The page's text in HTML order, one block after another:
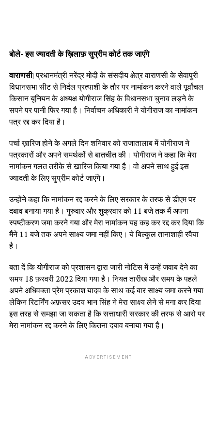
बोले- इस ज्यादती के ख़िलाफ़ सुप्रीम कोर्ट तक जाएंगे
वाराणसी|प्रधानमंत्री नरेंद्र मोदी के संसदीय क्षेत्र वाराणसी के सेवापुरी
विधानसभा सीट से निर्दल प्रत्याशी के तौर पर नामांकन करने वाले पूर्वांचल
किसान यूनियन के अध्यक्ष योगीराज सिंह के विधानसभा चुनाव लड़ने के
सपने पर पानी फिर गया है। निर्वाचन अधिकारी ने योगीराज का नामांकन
पत्र रद्द कर दिया है।
पर्चा ख़ारिज होने के अगले दिन शनिवार को राजातालाब में योगीराज ने
पत्रकारों और अपने समर्थकों से बातचीत की। योगीराज ने कहा कि मेरा
नामांकन गलत तरीके से खारिज किया गया है। वो अपने साथ हुई इस
ज्यादती के लिए सुप्रीम कोर्ट जाएंगे।
उन्होंने कहा कि नामांकन रद्द करने के लिए सरकार के तरफ से डीएम पर
दबाव बनाया गया है। गुरुवार और शुक्रवार को 11 बजे तक मैं अपना
स्पष्टीकरण जमा करने गया और मेरा नामांकन यह कह कर रद्द कर दिया कि
मैंने 11 बजे तक अपने साक्ष्य जमा नहीं किए। ये बिल्कुल तानाशाही रवैया
है।
बता दें कि योगीराज को प्रशासन द्वारा जारी नोटिस में उन्हें जवाब देने का
समय 18 फ़रवरी 2022 दिया गया है। नियत तारीख और समय के पहले
अपने अधिवक्ता प्रेम प्रकाश यादव के साथ कई बार साक्ष्य जमा करने गया
लेकिन रिटर्निंग अफ़सर उदय भान सिंह ने मेरा साक्ष्य लेने से मना कर दिया
इस तरह से समझा जा सकता है कि सत्ताधारी सरकार की तरफ से आरो पर
मेरा नामांकन रद्द करने के लिए कितना दबाव बनाया गया है।
ADVERTISEMENT